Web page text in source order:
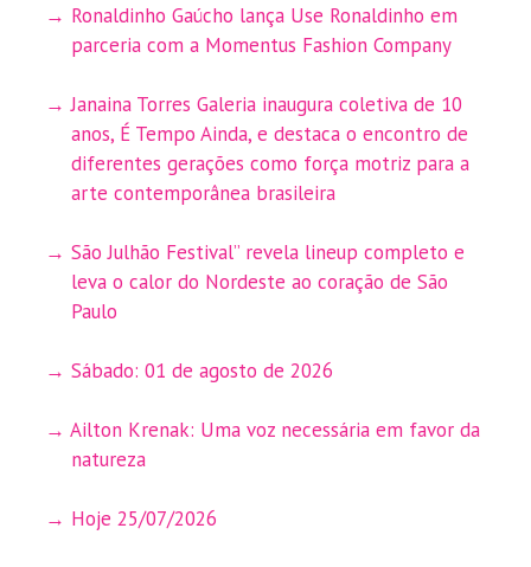
Ronaldinho Gaúcho lança Use Ronaldinho em
parceria com a Momentus Fashion Company
Janaina Torres Galeria inaugura coletiva de 10
anos, É Tempo Ainda, e destaca o encontro de
diferentes gerações como força motriz para a
arte contemporânea brasileira
São Julhão Festival” revela lineup completo e
leva o calor do Nordeste ao coração de São
Paulo
Sábado: 01 de agosto de 2026
Ailton Krenak: Uma voz necessária em favor da
natureza
Hoje 25/07/2026